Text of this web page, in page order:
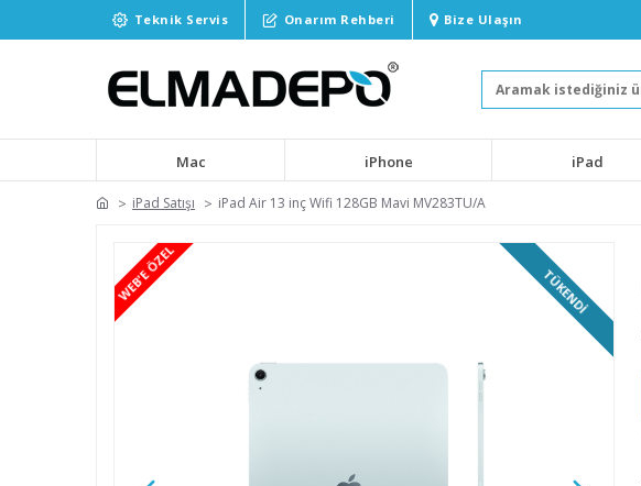
Teknik Servis Onarım Rehberi Bize Ulaşın
Mac iPhone iPad
iPad Satışı iPad Air 13 inç Wifi 128GB Mavi MV283TU/A
WEB'E ÖZEL TÜKENDI